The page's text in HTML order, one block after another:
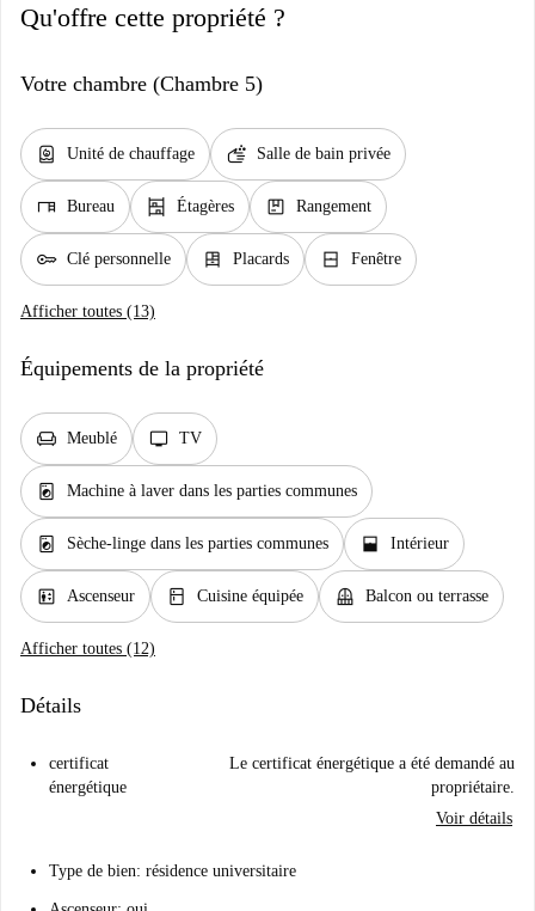
Qu'offre cette propriété ?
Votre chambre (Chambre 5)
water_heater Unité de chauffage soap Salle de bain privée
desk Bureau shelves Étagères package Rangement
key Clé personnelle dresser Placards window_closed Fenêtre
Afficher toutes (13)
Équipements de la propriété
chair Meublé tv TV
local_laundry_service Machine à laver dans les parties communes
local_laundry_service Sèche-linge dans les parties communes window_open Intérieur
elevator Ascenseur kitchen Cuisine équipée balcony Balcon ou terrasse
Afficher toutes (12)
Détails
certificat
énergétique
Le certificat énergétique a été demandé au
propriétaire.
Voir détails
Type de bien: résidence universitaire